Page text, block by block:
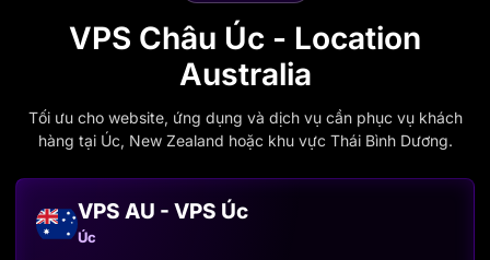
VPS Châu Úc - Location
Australia
Tối ưu cho website, ứng dụng và dịch vụ cần phục vụ khách
hàng tại Úc, New Zealand hoặc khu vực Thái Bình Dương.
VPS AU - VPS Úc
Úc